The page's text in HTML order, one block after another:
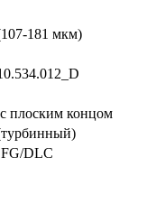
181 мкм)
плоским концом
DLC